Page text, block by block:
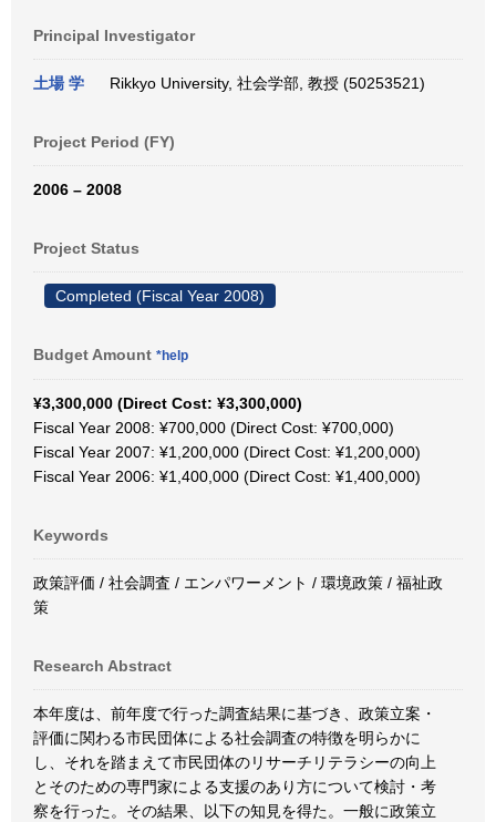
Principal Investigator
土場 学 Rikkyo University, 社会学部, 教授 (50253521)
Project Period (FY)
2006 – 2008
Project Status
Completed (Fiscal Year 2008)
Budget Amount *help
¥3,300,000 (Direct Cost: ¥3,300,000)
Fiscal Year 2008: ¥700,000 (Direct Cost: ¥700,000)
Fiscal Year 2007: ¥1,200,000 (Direct Cost: ¥1,200,000)
Fiscal Year 2006: ¥1,400,000 (Direct Cost: ¥1,400,000)
Keywords
政策評価 / 社会調査 / エンパワーメント / 環境政策 / 福祉政
策
Research Abstract
本年度は、前年度で行った調査結果に基づき、政策立案・
評価に関わる市民団体による社会調査の特徴を明らかに
し、それを踏まえて市民団体のリサーチリテラシーの向上
とそのための専門家による支援のあり方について検討・考
察を行った。その結果、以下の知見を得た。一般に政策立